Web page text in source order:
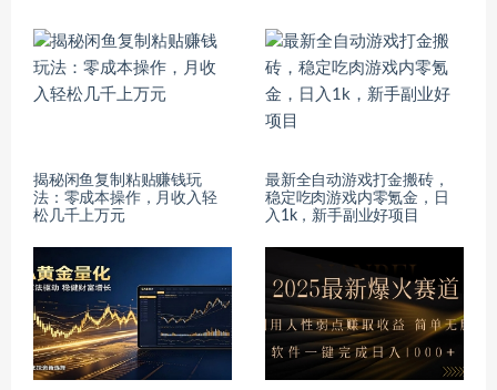
揭秘闲鱼复制粘贴赚钱玩
法：零成本操作，月收入轻
松几千上万元
最新全自动游戏打金搬砖，
稳定吃肉游戏内零氪金，日
入1k，新手副业好项目